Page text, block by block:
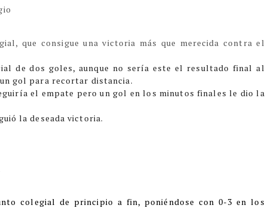
que consigue una victoria más que merecida contra el
de dos goles, aunque no sería este el resultado final al
gol para recortar distancia.
el empate pero un gol en los minutos finales le dio la
la deseada victoria.
colegial de principio a fin, poniéndose con 0-3 en los